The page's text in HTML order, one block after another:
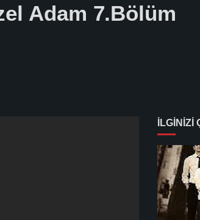
Adam 7.Bölüm
İLGİNİZİ